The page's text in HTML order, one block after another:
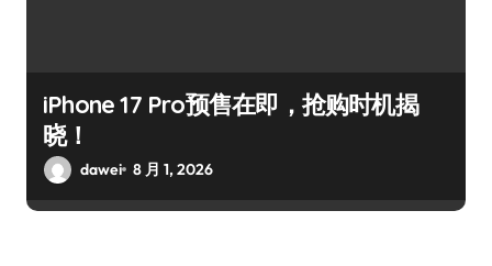
iPhone 17 Pro预售在即，抢购时机揭
晓！
dawei 8 月 1, 2026